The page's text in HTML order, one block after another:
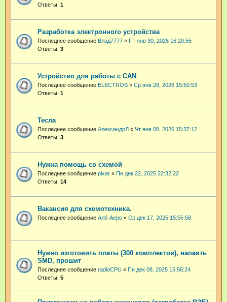
Ответы: 1
Разработка электронного устройства
Последнее сообщение Влад7777 « Пт янв 30, 2026 16:20:55
Ответы: 3
Устройство для работы с CAN
Последнее сообщение ELECTROS « Ср янв 28, 2026 15:50:53
Ответы: 1
Тесла
Последнее сообщение АлександрЛ « Чт янв 08, 2026 15:37:12
Ответы: 3
Нужна помощь со схемой
Последнее сообщение pixar « Пн дек 22, 2025 22:32:22
Ответы: 14
Вакансия для схемотехника.
Последнее сообщение Алб-Аеро « Ср дек 17, 2025 15:55:58
Нужно изготовить платы (300 комплектов), напаять
SMD, прошит
Последнее сообщение radioCPU « Пн дек 08, 2025 15:56:24
Ответы: 5